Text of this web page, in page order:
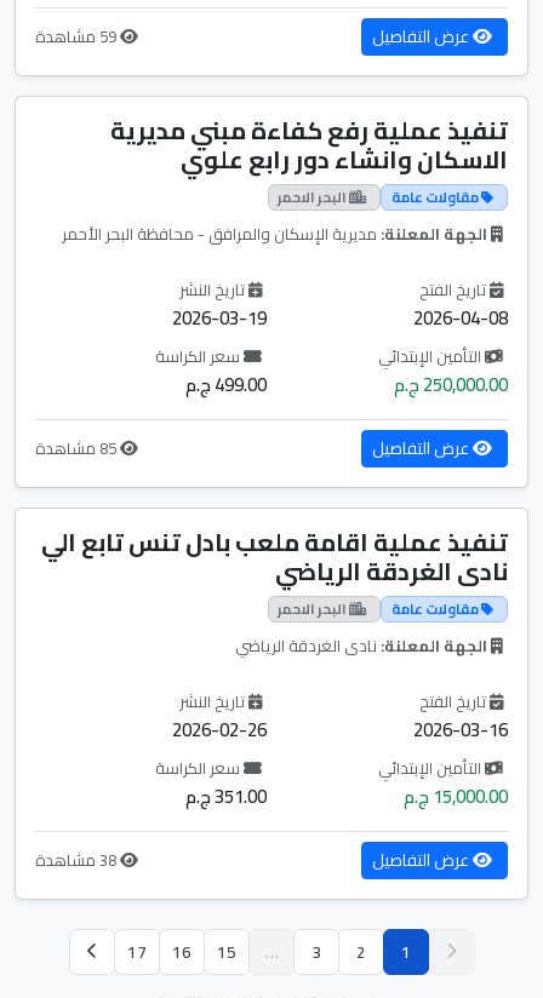
عرض التفاصيل
تنفيذ عملية رفع كفاءة مبني مديرية
الاسكان وانشاء دور رابع علوي
مقاولات عامة البحر الاحمر
الجهة المعلنة: مديرية الإسكان والمرافق - محافظة البحر الأحمر
تاريخ الفتح
2026-04-08
تاريخ النشر
2026-03-19
التأمين الإبتدائي
250,000.00 ج.م
سعر الكراسة
499.00 ج.م
عرض التفاصيل
تنفيذ عملية اقامة ملعب بادل تنس تابع الي
نادى الغردقة الرياضي
مقاولات عامة البحر الاحمر
الجهة المعلنة: نادى الغردقة الرياضي
تاريخ الفتح
2026-03-16
تاريخ النشر
2026-02-26
التأمين الإبتدائي
15,000.00 ج.م
سعر الكراسة
351.00 ج.م
عرض التفاصيل
1
2
3
…
15
16
17